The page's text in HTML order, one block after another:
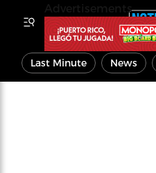
Last Minute News
Advertisements